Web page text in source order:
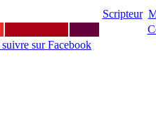
Scripteur
suivre sur Facebook